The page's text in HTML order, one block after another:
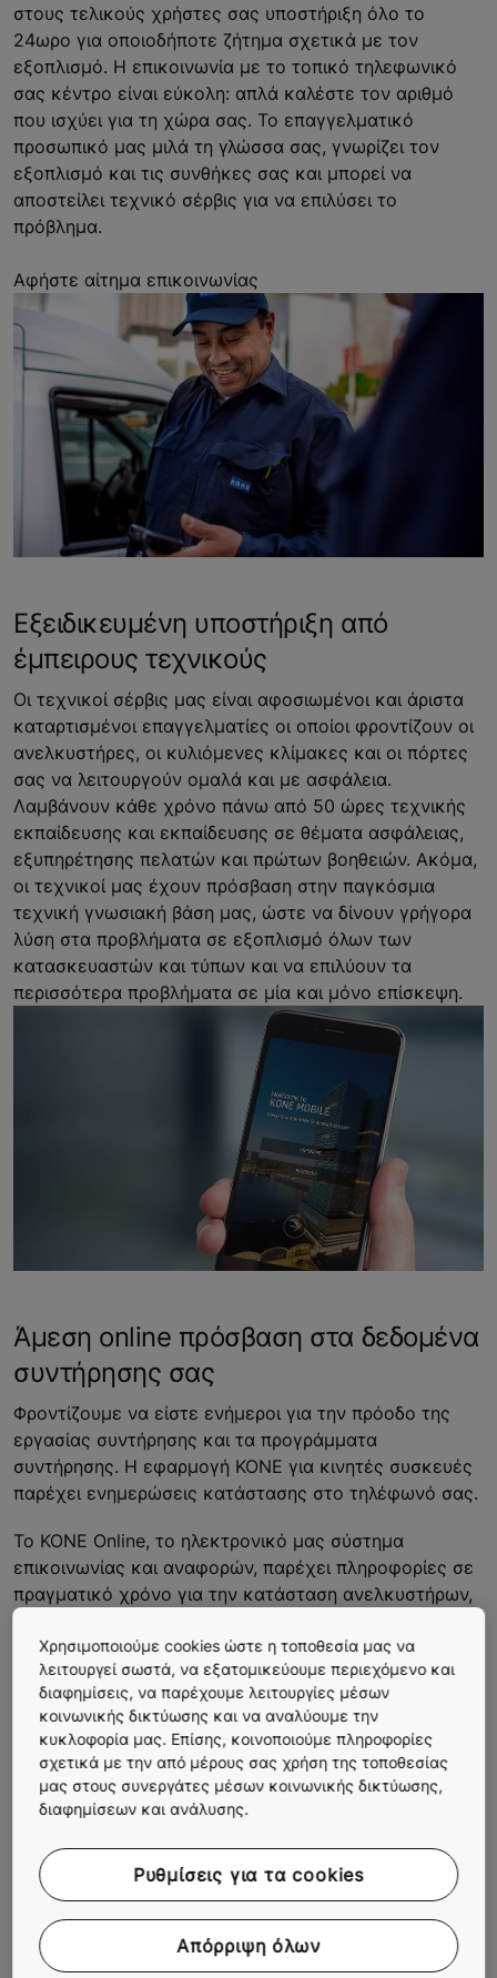
στους τελικούς χρήστες σας υποστήριξη όλο το
24ωρο για οποιοδήποτε ζήτημα σχετικά με τον
εξοπλισμό. Η επικοινωνία με το τοπικό τηλεφωνικό
σας κέντρο είναι εύκολη: απλά καλέστε τον αριθμό
που ισχύει για τη χώρα σας. Το επαγγελματικό
προσωπικό μας μιλά τη γλώσσα σας, γνωρίζει τον
εξοπλισμό και τις συνθήκες σας και μπορεί να
αποστείλει τεχνικό σέρβις για να επιλύσει το
πρόβλημα.
Αφήστε αίτημα επικοινωνίας
Εξειδικευμένη υποστήριξη από
έμπειρους τεχνικούς
Οι τεχνικοί σέρβις μας είναι αφοσιωμένοι και άριστα
καταρτισμένοι επαγγελματίες οι οποίοι φροντίζουν οι
ανελκυστήρες, οι κυλιόμενες κλίμακες και οι πόρτες
σας να λειτουργούν ομαλά και με ασφάλεια.
Λαμβάνουν κάθε χρόνο πάνω από 50 ώρες τεχνικής
εκπαίδευσης και εκπαίδευσης σε θέματα ασφάλειας,
εξυπηρέτησης πελατών και πρώτων βοηθειών. Ακόμα,
οι τεχνικοί μας έχουν πρόσβαση στην παγκόσμια
τεχνική γνωσιακή βάση μας, ώστε να δίνουν γρήγορα
λύση στα προβλήματα σε εξοπλισμό όλων των
κατασκευαστών και τύπων και να επιλύουν τα
περισσότερα προβλήματα σε μία και μόνο επίσκεψη.
Άμεση online πρόσβαση στα δεδομένα
συντήρησης σας
Φροντίζουμε να είστε ενήμεροι για την πρόοδο της
εργασίας συντήρησης και τα προγράμματα
συντήρησης. Η εφαρμογή KONE για κινητές συσκευές
παρέχει ενημερώσεις κατάστασης στο τηλέφωνό σας.
Το KONE Online, το ηλεκτρονικό μας σύστημα
επικοινωνίας και αναφορών, παρέχει πληροφορίες σε
πραγματικό χρόνο για την κατάσταση ανελκυστήρων,
συμπεριλαμβανομένων λεπτομερειών για επισκευές
και τα κόστη που συνεπάγονται.
Παρακολουθήστε το βίντεο KONE Mobile
Χρησιμοποιούμε cookies ώστε η τοποθεσία μας να
λειτουργεί σωστά, να εξατομικεύουμε περιεχόμενο και
διαφημίσεις, να παρέχουμε λειτουργίες μέσων
κοινωνικής δικτύωσης και να αναλύουμε την
κυκλοφορία μας. Επίσης, κοινοποιούμε πληροφορίες
σχετικά με την από μέρους σας χρήση της τοποθεσίας
μας στους συνεργάτες μέσων κοινωνικής δικτύωσης,
διαφημίσεων και ανάλυσης.
Ρυθμίσεις για τα cookies
Απόρριψη όλων